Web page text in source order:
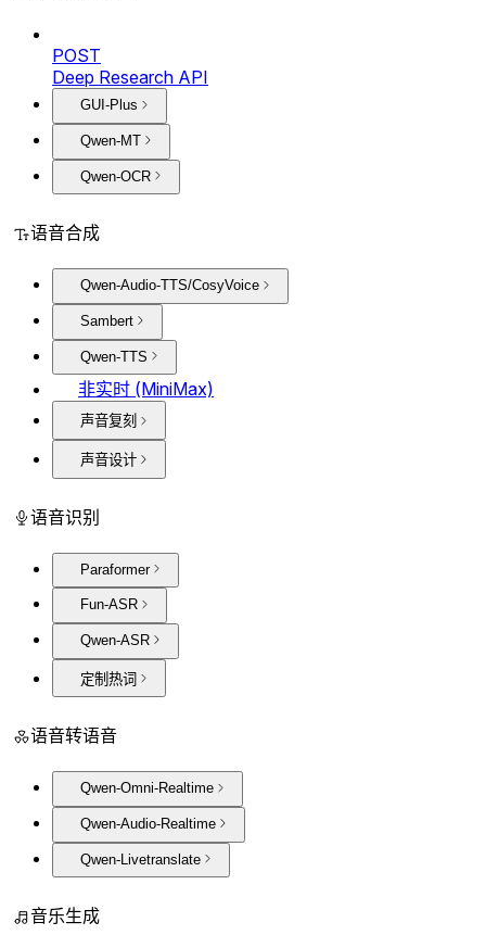
POST
Deep Research API
GUI-Plus
Qwen-MT
Qwen-OCR
语音合成
Qwen-Audio-TTS/CosyVoice
Sambert
Qwen-TTS
非实时 (MiniMax)
声音复刻
声音设计
语音识别
Paraformer
Fun-ASR
Qwen-ASR
定制热词
语音转语音
Qwen-Omni-Realtime
Qwen-Audio-Realtime
Qwen-Livetranslate
音乐生成